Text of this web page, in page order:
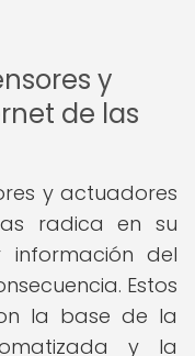
y
de las
y actuadores
radica en su
del
Estos
la base de la
y la